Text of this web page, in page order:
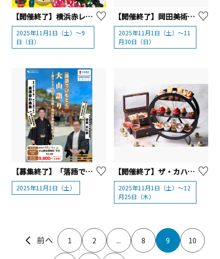
【開催終了】横浜赤レンガ倉庫「第2回 かながわともいきアート展～生きること、表現すること～」
2025年11月1日（土）～9
日（日）
【開催終了】岡田美術館 2025秋企画
2025年11月1日（土）～11
月30日（日）
【募集終了】「落語でひもとく大山詣り」～語りと大山とうふ会席・地元日本酒を味わう～【小田急電鉄】
2025年11月1日（土）
【開催終了】ザ・カハラ・ホテル＆リゾート 横浜 「クリスマスアフタヌーンティー」
2025年11月1日（土）～12
月25日（木）
1 2 ... 8 9 10